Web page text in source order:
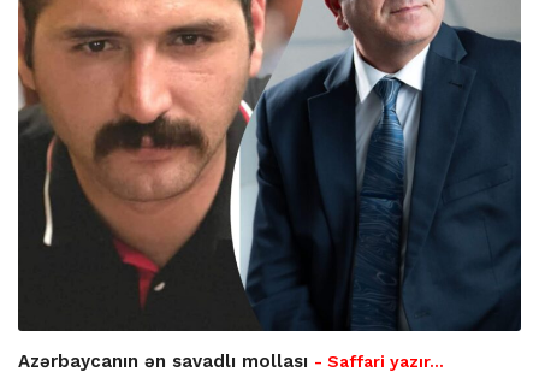
Azərbaycanın ən savadlı mollası - Saffari yazır…